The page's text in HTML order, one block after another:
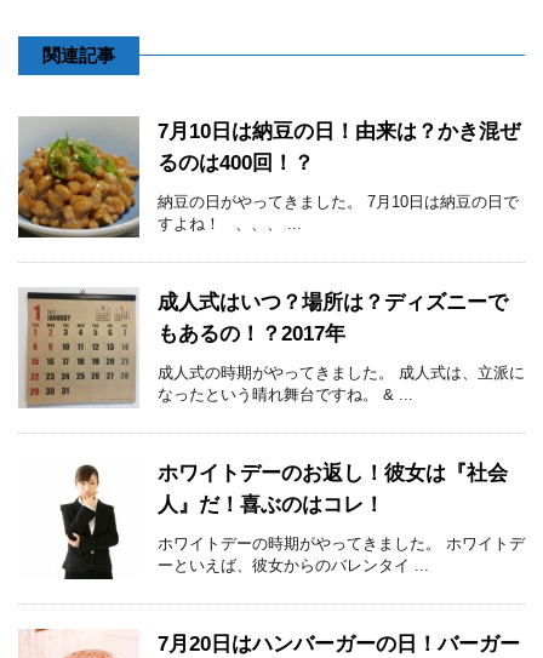
関連記事
7月10日は納豆の日！由来は？かき混ぜ
るのは400回！？
納豆の日がやってきました。 7月10日は納豆の日で
すよね！ 、、、 ...
成人式はいつ？場所は？ディズニーで
もあるの！？2017年
成人式の時期がやってきました。 成人式は、立派に
なったという晴れ舞台ですね。 & ...
ホワイトデーのお返し！彼女は『社会
人』だ！喜ぶのはコレ！
ホワイトデーの時期がやってきました。 ホワイトデ
ーといえば、彼女からのバレンタイ ...
7月20日はハンバーガーの日！バーガー